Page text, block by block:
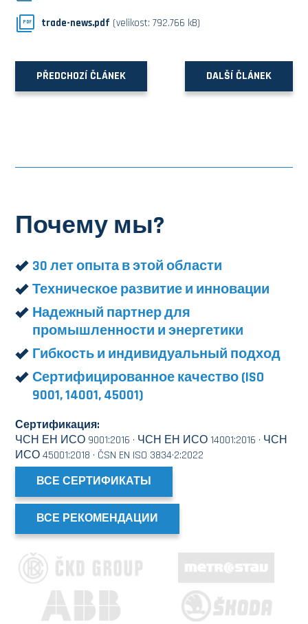
PDF trade-news.pdf (velikost: 792.766 kB)
DALŠÍ ČLÁNEK
PŘEDCHOZÍ ČLÁNEK
Почему мы?
30 лет опыта в этой области
Техническое развитие и инновации
Надежный партнер для
промышленности и энергетики
Гибкость и индивидуальный подход
Сертифицированное качество (ISO
9001, 14001, 45001)
Сертификация:
ЧСН ЕН ИСО 9001:2016 · ЧСН ЕН ИСО 14001:2016 · ЧСН
ИСО 45001:2018 · ČSN EN ISO 3834·2:2022
ВСЕ СЕРТИФИКАТЫ
ВСЕ РЕКОМЕНДАЦИИ